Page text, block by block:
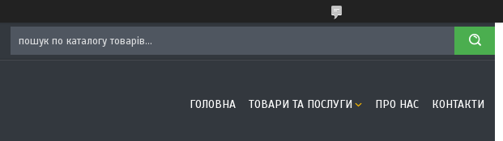
ГОЛОВНА ТОВАРИ ТА ПОСЛУГИ ПРО НАС КОНТАКТИ